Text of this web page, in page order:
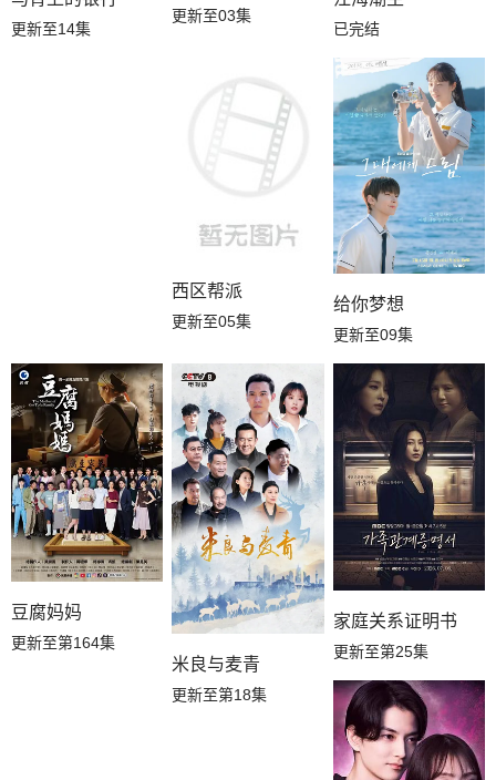
更新至14集
更新至03集
已完结
西区帮派
更新至05集
给你梦想
更新至09集
豆腐妈妈
更新至第164集
米良与麦青
更新至第18集
家庭关系证明书
更新至第25集